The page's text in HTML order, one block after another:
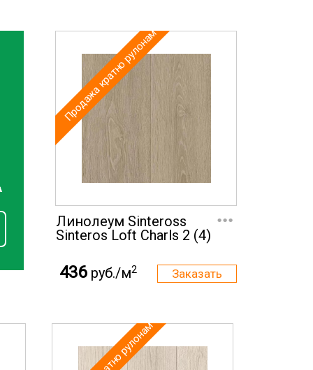
Продажа кратно рулонам
Линолеум Sinteross
Sinteros Loft Charls 2 (4)
...
436 руб./м2